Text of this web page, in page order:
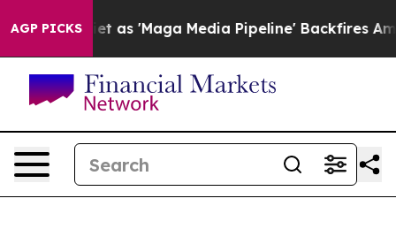
AGP PICKS
as 'Maga Media Pipeline' Backfires Amid